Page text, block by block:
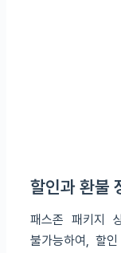
할인과 환불
패스존 패키지
불가능하여, 할